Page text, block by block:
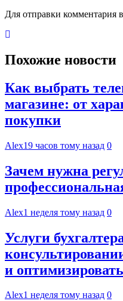
Для отправки комментария
Похожие новости
Как выбрать
магазине: от
покупки
Alex19 часов тому назад 0
Зачем нужна
Alex1 неделя тому назад 0
Услуги
и
Alex1 неделя тому назад 0